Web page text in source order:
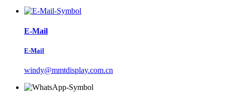
E-Mail
E-Mail
windy@mmtdisplay.com.cn